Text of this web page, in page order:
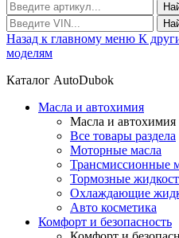
Назад к главному меню К
моделям
Каталог AutoDubok
Масла и автохимия
Масла и автохимия
Все товары раздела
Моторные масла
Трансмиссионные
Тормозные
Охлаждающие
Авто косметика
Комфорт и безопасность